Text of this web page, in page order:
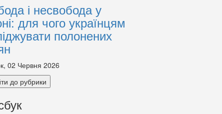
і несвобода у
для чого українцям
полонених
02 Червня 2026
до рубрики